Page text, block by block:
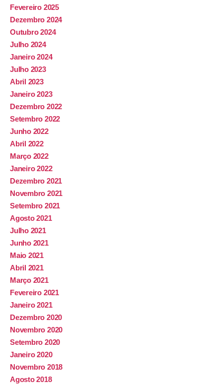
Fevereiro 2025
Dezembro 2024
Outubro 2024
Julho 2024
Janeiro 2024
Julho 2023
Abril 2023
Janeiro 2023
Dezembro 2022
Setembro 2022
Junho 2022
Abril 2022
Março 2022
Janeiro 2022
Dezembro 2021
Novembro 2021
Setembro 2021
Agosto 2021
Julho 2021
Junho 2021
Maio 2021
Abril 2021
Março 2021
Fevereiro 2021
Janeiro 2021
Dezembro 2020
Novembro 2020
Setembro 2020
Janeiro 2020
Novembro 2018
Agosto 2018